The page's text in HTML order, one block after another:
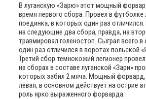
В луганскую «Зарю» этот мощный
время первого сбора. Провел в футболке
поединка, в которых один раз
на следующие два сбора, правда, на
травмировал голеностоп. Сыграл всего
один раз отличился в воротах польской
Третий сбор темнокожий легионер
на сборах в составе луганской «Зари»
которых забил 2 мяча. Мощный форвард,
левая, в основном действует на острие
роль ярко выраженного форварда.